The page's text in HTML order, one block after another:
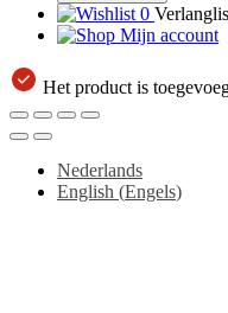
0
Mijn account
Het product is
Nederlands
English (Engels)